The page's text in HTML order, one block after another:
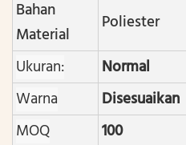
Bahan
Material
Poliester
Ukuran:
Normal
Warna
Disesuaikan
MOQ
100